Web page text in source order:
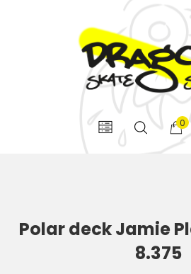
0
Polar deck Jamie
8.375